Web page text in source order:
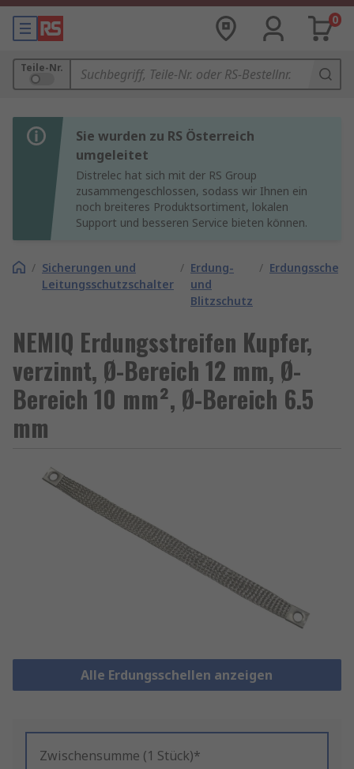
0
Teile-Nr.
Sie wurden zu RS Österreich
umgeleitet
Distrelec hat sich mit der RS Group
zusammengeschlossen, sodass wir Ihnen ein
noch breiteres Produktsortiment, lokalen
Support und besseren Service bieten können.
/ Sicherungen und
Leitungsschutzschalter
/ Erdung-
und
Blitzschutz
/
NEMIQ Erdungsstreifen Kupfer,
verzinnt, Ø-Bereich 12 mm, Ø-
Bereich 10 mm², Ø-Bereich 6.5
mm
Alle Erdungsschellen anzeigen
Zwischensumme (1 Stück)*